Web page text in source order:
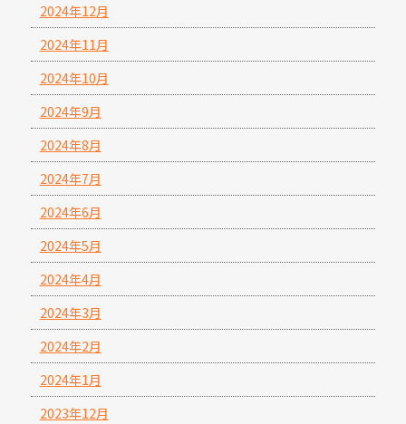
2024年12月
2024年11月
2024年10月
2024年9月
2024年8月
2024年7月
2024年6月
2024年5月
2024年4月
2024年3月
2024年2月
2024年1月
2023年12月